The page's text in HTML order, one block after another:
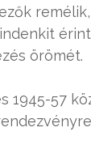
örömét.
1945-57